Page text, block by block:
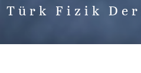
Türk Fizik